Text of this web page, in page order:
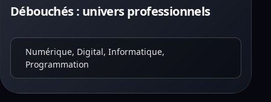
Débouchés : univers professionnels
Numérique, Digital, Informatique,
Programmation